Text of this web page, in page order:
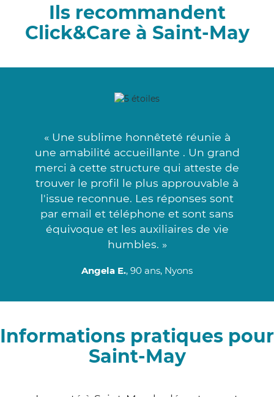
Ils recommandent
Click&Care à Saint-May
« Une sublime honnêteté réunie à
une amabilité accueillante . Un grand
merci à cette structure qui atteste de
trouver le profil le plus approuvable à
l'issue reconnue. Les réponses sont
par email et téléphone et sont sans
équivoque et les auxiliaires de vie
humbles. »
Angela E., 90 ans, Nyons
Informations pratiques pour
Saint-May